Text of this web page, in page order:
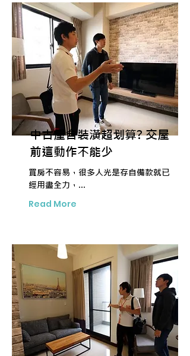
中古屋含裝潢超划算? 交屋
前這動作不能少
買房不容易，很多人光是存自備款就已
經用盡全力，...
Read More